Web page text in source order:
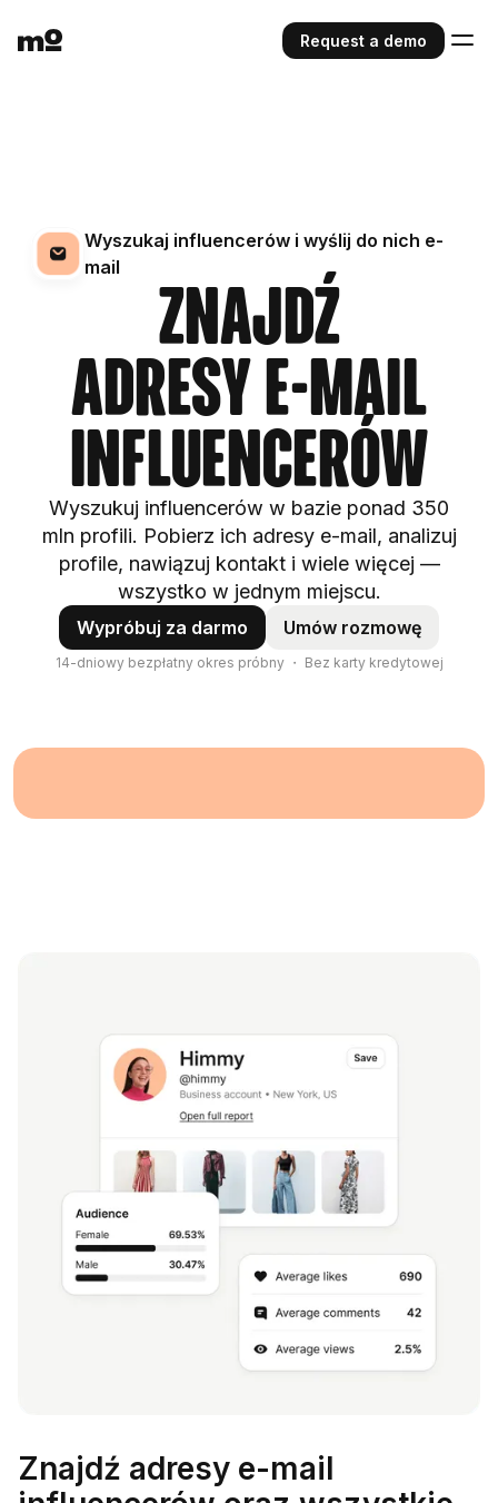
Request a demo
Wyszukaj influencerów i wyślij do nich e-
mail
Znajdź
adresy e-mail
influencerów
Wyszukuj influencerów w bazie ponad 350
mln profili. Pobierz ich adresy e-mail, analizuj
profile, nawiązuj kontakt i wiele więcej —
wszystko w jednym miejscu.
Wypróbuj za darmo Umów rozmowę
14-dniowy bezpłatny okres próbny ・ Bez karty kredytowej
Znajdź adresy e-mail